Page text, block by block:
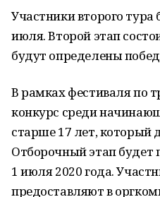
Участники второго тура
июля. Второй этап
будут определены
В рамках фестиваля по
конкурс среди
старше 17 лет, который
Отборочный этап будет
1 июля 2020 года.
предоставляют в